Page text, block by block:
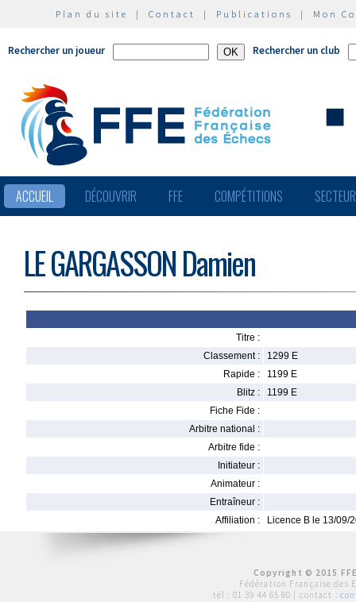
Plan du site | Contact | Publications | Mon
Rechercher un joueur Rechercher un club
ACCUEIL DÉCOUVRIR FFE COMPÉTITIONS
LE GARGASSON Damien
Titre :
Classement :
1299 E
Rapide :
1199 E
Blitz :
1199 E
Fiche Fide :
Arbitre national :
Arbitre fide :
Initiateur :
Animateur :
Entraîneur :
Affiliation :
Licence B le 13/09/
Copyright © 2015
Fédération Française des
tél : 01 39 44 65 80 | contact :